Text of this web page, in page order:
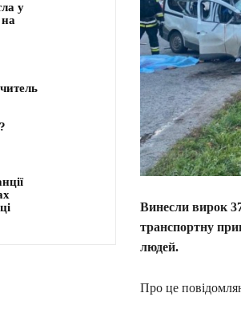
у
на
Винесли вирок
транспортну
людей.
Про це